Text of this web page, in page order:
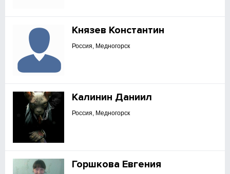
Князев Константин
Россия, Медногорск
Калинин Даниил
Россия, Медногорск
Горшкова Евгения